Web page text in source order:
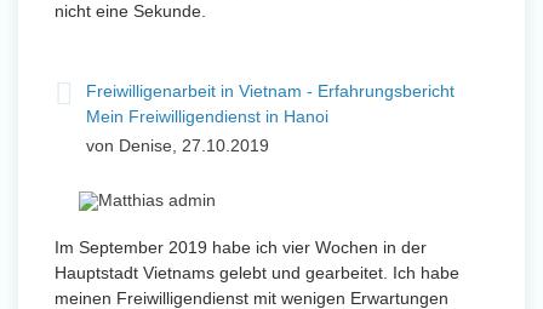
nicht eine Sekunde.
Freiwilligenarbeit in Vietnam - Erfahrungsbericht
Mein Freiwilligendienst in Hanoi
von Denise, 27.10.2019
Im September 2019 habe ich vier Wochen in der
Hauptstadt Vietnams gelebt und gearbeitet. Ich habe
meinen Freiwilligendienst mit wenigen Erwartungen